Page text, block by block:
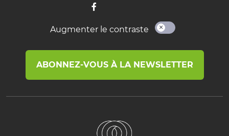
Augmenter le contraste
ABONNEZ-VOUS À LA NEWSLETTER